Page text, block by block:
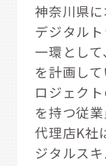
神奈川県に
デジタル
一環とし
を計画し
ロジェク
を持つ従
代理店K社
ジタルス